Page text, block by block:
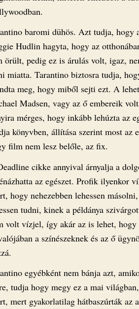
baromi dühös. Azt tudja, hogy
Hudlin hagyta, hogy az
örült, pedig ez is árulás volt, igaz,
miatta. Tarantino biztosra tudja,
meg, hogy miből sejti ezt. A
Madsen, vagy az ő embereik
mérges, hogy inkább lehúzta az
könyvben, állítása szerint most az
film nem lesz belőle, az fix.
cikke annyival árnyalja a
az egészet. Profik ilyenkor
hogy nehezebben lehessen
tudni, kinek a példánya
volt vízjel, így akár az is lehet, hogy
a színészeknek és az ő
egyébként nem bánja azt,
tudja hogy megy ez a mai
mert gyakorlatilag hátbaszúrták az